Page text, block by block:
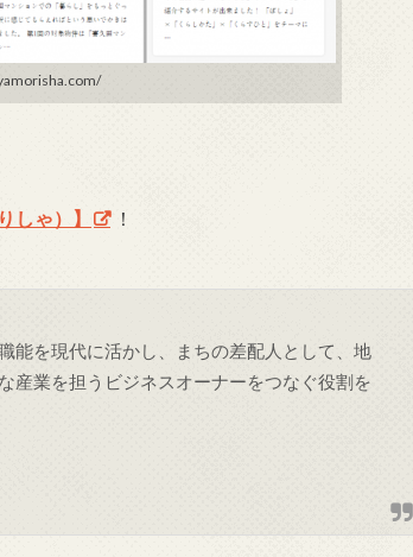
しゃ）】 ！
能を現代に活かし、まちの差配人として、地
産業を担うビジネスオーナーをつなぐ役割を